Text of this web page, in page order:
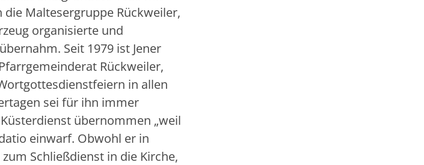
Maltesergruppe Rückweiler,
organisierte und
Seit 1979 ist Jener
Rückweiler,
in allen
sei für ihn immer
übernommen „weil
einwarf. Obwohl er in
Schließdienst in die Kirche,